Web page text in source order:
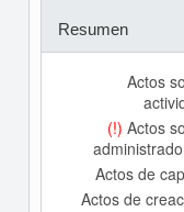
Resumen
Actos
(!) Actos
Actos de
Actos de